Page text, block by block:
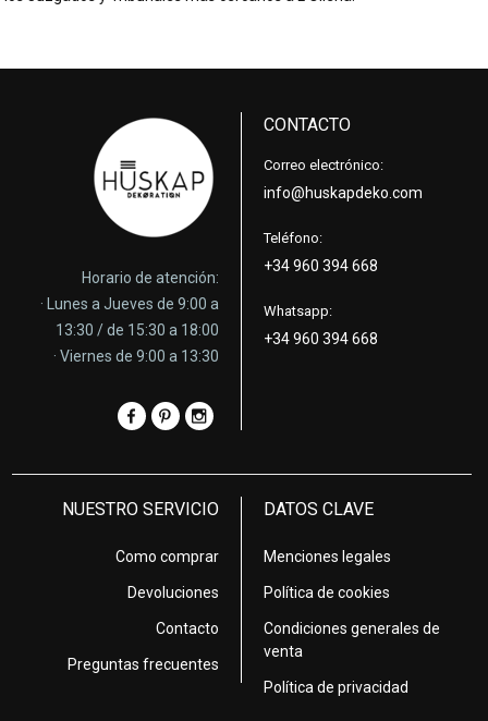
Horario de atención:
· Lunes a Jueves de 9:00 a
13:30 / de 15:30 a 18:00
· Viernes de 9:00 a 13:30
CONTACTO
Correo electrónico:
info@huskapdeko.com
Teléfono:
+34 960 394 668
Whatsapp:
+34 960 394 668
NUESTRO SERVICIO
Como comprar
Devoluciones
Contacto
Preguntas frecuentes
DATOS CLAVE
Menciones legales
Política de cookies
Condiciones generales de
venta
Política de privacidad